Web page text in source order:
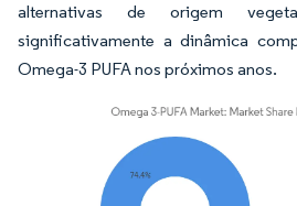
alternativas de origem
significativamente a dinâmica
Omega-3 PUFA nos próximos anos.